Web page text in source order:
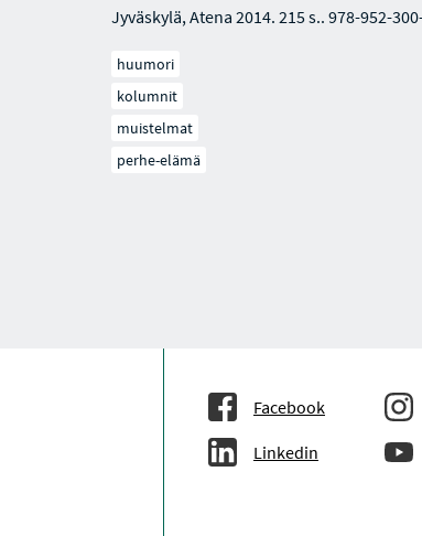
Jyväskylä, Atena 2014. 215 s.. 978-952-
huumori
kolumnit
muistelmat
perhe-elämä
Facebook
Linkedin